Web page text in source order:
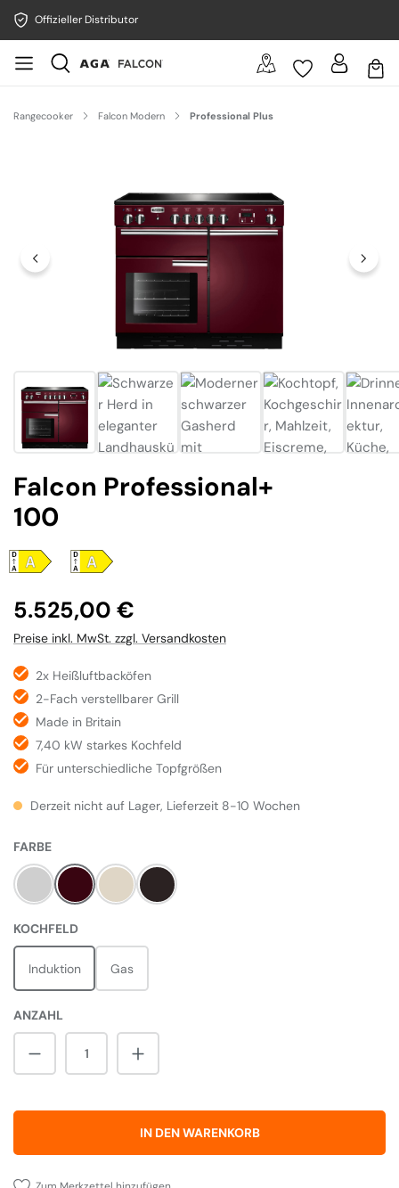
Offizieller Distributor
Rangecooker Falcon Modern Professional Plus
Falcon Professional+
100
Regulärer Preis:
5.525,00 €
Preise inkl. MwSt. zzgl. Versandkosten
2x Heißluftbacköfen
2-Fach verstellbarer Grill
Made in Britain
7,40 kW starkes Kochfeld
Für unterschiedliche Topfgrößen
Derzeit nicht auf Lager, Lieferzeit 8-10 Wochen
FARBEAUSWÄHLEN
Steel CranberryCream Black
KOCHFELDAUSWÄHLEN
Induktion Gas
ANZAHL
Produkt Anzahl: Gib den gewünschten
IN DEN WARENKORB